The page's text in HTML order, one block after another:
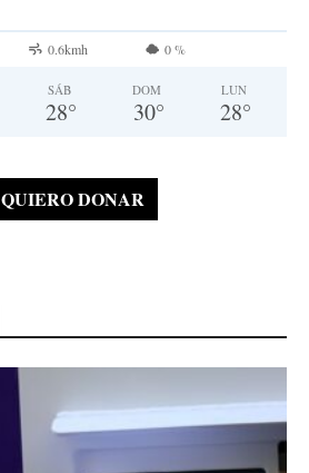
0.6kmh 0 %
SÁB
28°
DOM
30°
LUN
28°
QUIERO DONAR